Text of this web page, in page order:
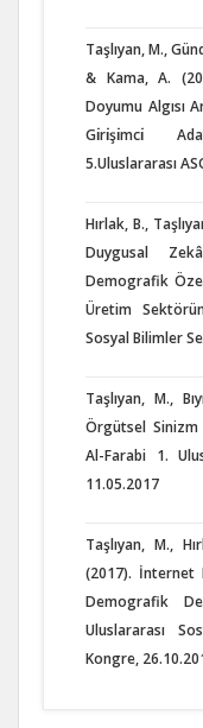
Taşlıyan, M.,
& Kama, A.
Doyumu Algısı
Gı̇rı̇şı̇mcı̇
5.Uluslararası
Hırlak, B.,
Duygusal
Demografik
Üretim
Sosyal Bilimler
Taşlıyan, M.,
Örgütsel Sinizm
Al-Farabi 1.
11.05.2017
Taşlıyan, M.,
(2017). İnternet
Demografik
Uluslararası
Kongre,